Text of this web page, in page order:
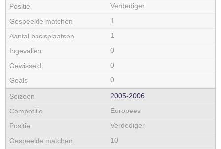
Verdediger
1
1
0
0
0
2005‑2006
Europees
Verdediger
10